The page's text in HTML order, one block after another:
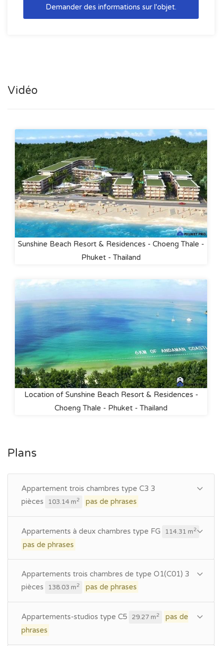
Demander des informations sur l'objet.
Vidéo
Sunshine Beach Resort & Residences - Choeng Thale -
Phuket - Thailand
Location of Sunshine Beach Resort & Residences -
Choeng Thale - Phuket - Thailand
Plans
Appartement trois chambres type C3 3
pièces
103.14 m2 pas de phrases
Appartements à deux chambres type FG 114.31 m2
pas de phrases
Appartements trois chambres de type O1(C01) 3
pièces
138.03 m2 pas de phrases
Appartements-studios type C5 29.27 m2
pas de
phrases